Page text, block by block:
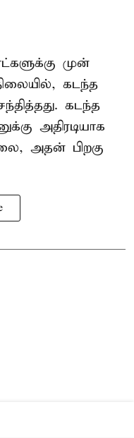
முன்
கடந்த
கடந்த
அதிரடியாக
அதன் பிறகு